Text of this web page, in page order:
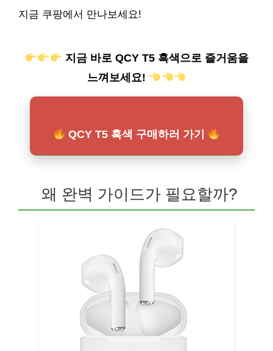
지금 쿠팡에서 만나보세요!
지금 바로 QCY T5 흑색으로 즐거움을
느껴보세요!
QCY T5 흑색 구매하러 가기
왜 완벽 가이드가 필요할까?